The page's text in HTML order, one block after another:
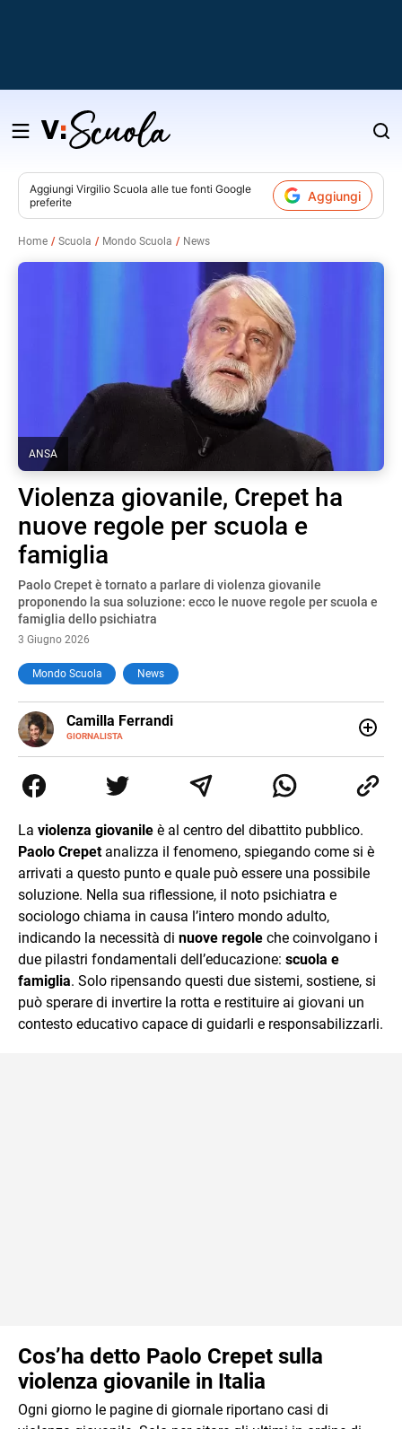
Salta
contenuto
Aggiungi Virgilio Scuola alle tue fonti Google
preferite
Aggiungi
Home Scuola Mondo Scuola News
ANSA
Violenza giovanile, Crepet ha
nuove regole per scuola e
famiglia
Paolo Crepet è tornato a parlare di violenza giovanile
proponendo la sua soluzione: ecco le nuove regole per scuola e
famiglia dello psichiatra
3 Giugno 2026
Mondo Scuola News
Camilla Ferrandi
GIORNALISTA
E-
MAIL
LINKEDIN
di trasformare la passione per la scrittura in un lavoro, e
da lì non mi sono più fermata. L’attualità è il mio pane
mente.
La violenza giovanile è al centro del dibattito pubblico.
Paolo Crepetanalizza il fenomeno, spiegando come si è
arrivati a questo punto e quale può essere una possibile
soluzione. Nella sua riflessione, il noto psichiatra e
sociologo chiama in causa l’intero mondo adulto,
indicando la necessità di nuove regole che coinvolgano i
due pilastri fondamentali dell’educazione: scuola e
famiglia. Solo ripensando questi due sistemi, sostiene, si
può sperare di invertire la rotta e restituire ai giovani un
contesto educativo capace di guidarli e responsabilizzarli.
Cos’ha detto Paolo Crepet sulla
violenza giovanile in Italia
Ogni giorno le pagine di giornale riportano casi di